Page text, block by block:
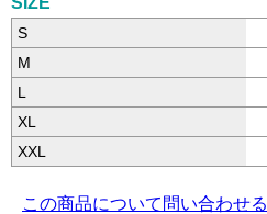
S
M
L
XL
XXL
この商品について問い合わせる